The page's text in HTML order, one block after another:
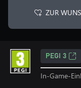
ZUR
PEGI 3
In-Game-